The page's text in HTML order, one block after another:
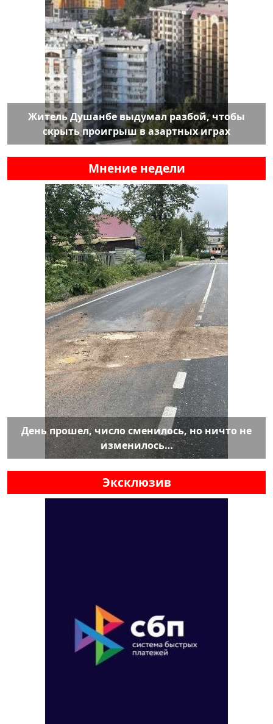
Житель Душанбе выдумал разбой, чтобы
скрыть проигрыш в азартных играх
Мнение недели
День прошел, число сменилось, но ничто не
изменилось…
Эксклюзив